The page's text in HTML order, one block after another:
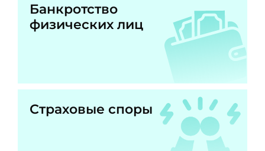
Банкротство
физических лиц
Страховые споры